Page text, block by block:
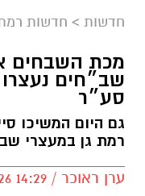
כשלפני זמן קצר
בעקבות דיווח על
צוותי הרפואה
לפצוע
ראשונה ונחבל
חדשות > חדשות
מכת השבחים
שב״חים נעצרו
סע״ר
גם היום המשיכו
רמת גן במעצרי
ערן ראוכר / 14:29 05.08.26